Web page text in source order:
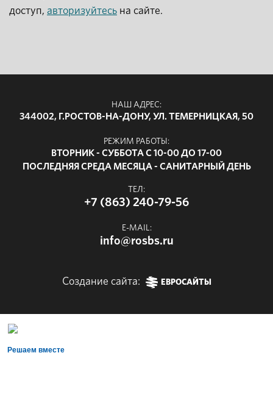
доступ, авторизуйтесь на сайте.
НАШ АДРЕС:
344002, Г.РОСТОВ-НА-ДОНУ, УЛ. ТЕМЕРНИЦКАЯ, 50
РЕЖИМ РАБОТЫ:
ВТОРНИК - СУББОТА С 10-00 ДО 17-00
ПОСЛЕДНЯЯ СРЕДА МЕСЯЦА - САНИТАРНЫЙ ДЕНЬ
ТЕЛ:
+7 (863) 240-79-56
E-MAIL:
info@rosbs.ru
Создание сайта: ЕВРОСАЙТЫ
Решаем вместе